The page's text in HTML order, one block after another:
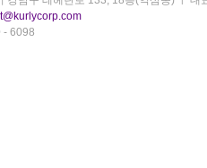
- 6098